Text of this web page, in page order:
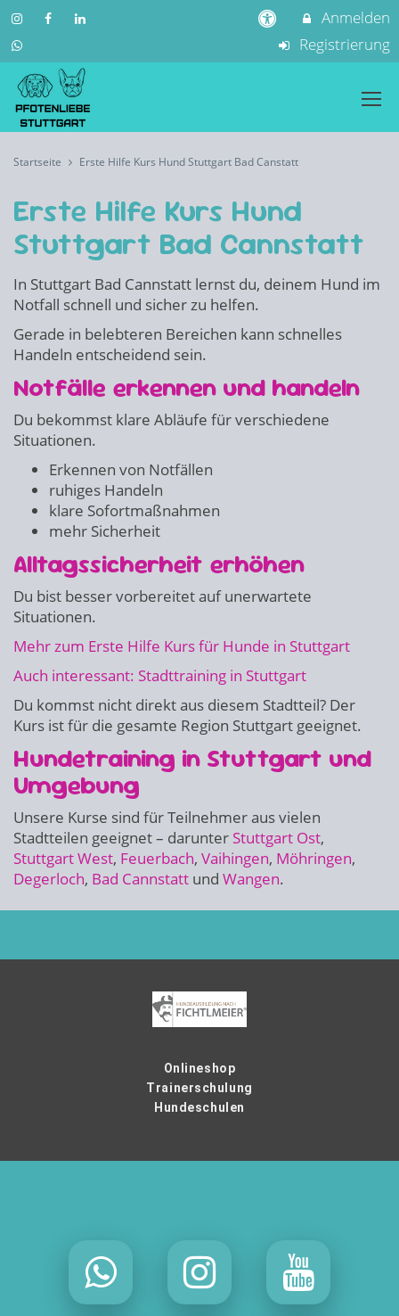
Anmelden
Registrierung
Startseite Erste Hilfe Kurs Hund Stuttgart Bad Canstatt
Erste Hilfe Kurs Hund
Stuttgart Bad Cannstatt
In Stuttgart Bad Cannstatt lernst du, deinem Hund im
Notfall schnell und sicher zu helfen.
Gerade in belebteren Bereichen kann schnelles
Handeln entscheidend sein.
Notfälle erkennen und handeln
Du bekommst klare Abläufe für verschiedene
Situationen.
Erkennen von Notfällen
ruhiges Handeln
klare Sofortmaßnahmen
mehr Sicherheit
Alltagssicherheit erhöhen
Du bist besser vorbereitet auf unerwartete
Situationen.
Mehr zum Erste Hilfe Kurs für Hunde in Stuttgart
Auch interessant: Stadttraining in Stuttgart
Du kommst nicht direkt aus diesem Stadtteil? Der
Kurs ist für die gesamte Region Stuttgart geeignet.
Hundetraining in Stuttgart und
Umgebung
Unsere Kurse sind für Teilnehmer aus vielen
Stadtteilen geeignet – darunter Stuttgart Ost,
Stuttgart West, Feuerbach, Vaihingen, Möhringen,
Degerloch, Bad Cannstatt und Wangen.
Onlineshop
Trainerschulung
Hundeschulen